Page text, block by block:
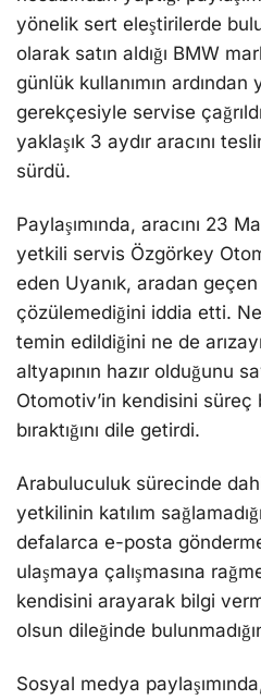
yönelik sert eleştirilerde
olarak satın aldığı BMW
günlük kullanımın ardından
gerekçesiyle servise
yaklaşık 3 aydır aracını
sürdü.
Paylaşımında, aracını 23
yetkili servis Özgörkey
eden Uyanık, aradan
çözülemediğini iddia etti.
temin edildiğini ne de
altyapının hazır olduğunu
Otomotiv’in kendisini süreç
bıraktığını dile getirdi.
Arabuluculuk sürecinde
yetkilinin katılım
defalarca e-posta
ulaşmaya çalışmasına
kendisini arayarak bilgi
olsun dileğinde
Sosyal medya